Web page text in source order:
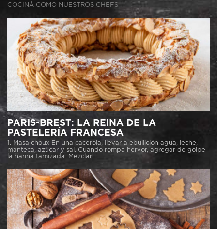
COCINÁ COMO NUESTROS CHEFS
PARIS-BREST: LA REINA DE LA
PASTELERÍA FRANCESA
1. Masa choux En una cacerola, llevar a ebullición agua, leche,
manteca, azúcar y sal. Cuando rompa hervor, agregar de golpe
la harina tamizada. Mezclar...